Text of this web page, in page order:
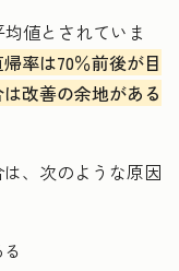
値とされていま
率は70％前後が目
改善の余地がある
、次のような原因